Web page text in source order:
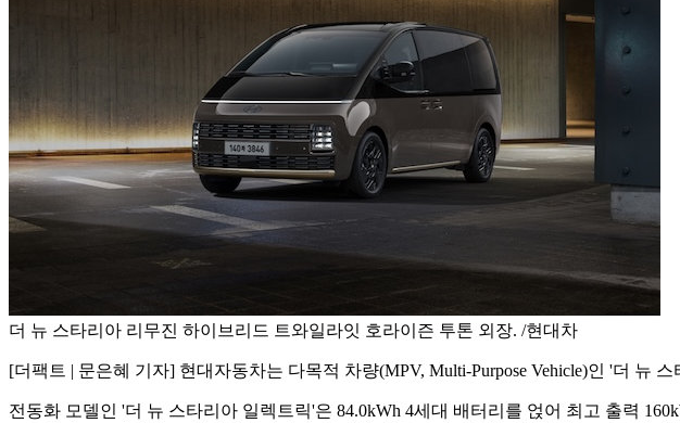
더 뉴 스타리아 리무진 하이브리드 트와일라잇 호라이즌 투톤 외장. /현대차
[더팩트 | 문은혜 기자] 현대자동차는 다목적 차량(MPV, Multi-Purpose Vehicle)인 '더 뉴
전동화 모델인 '더 뉴 스타리아 일렉트릭'은 84.0kWh 4세대 배터리를 얹어 최고 출력